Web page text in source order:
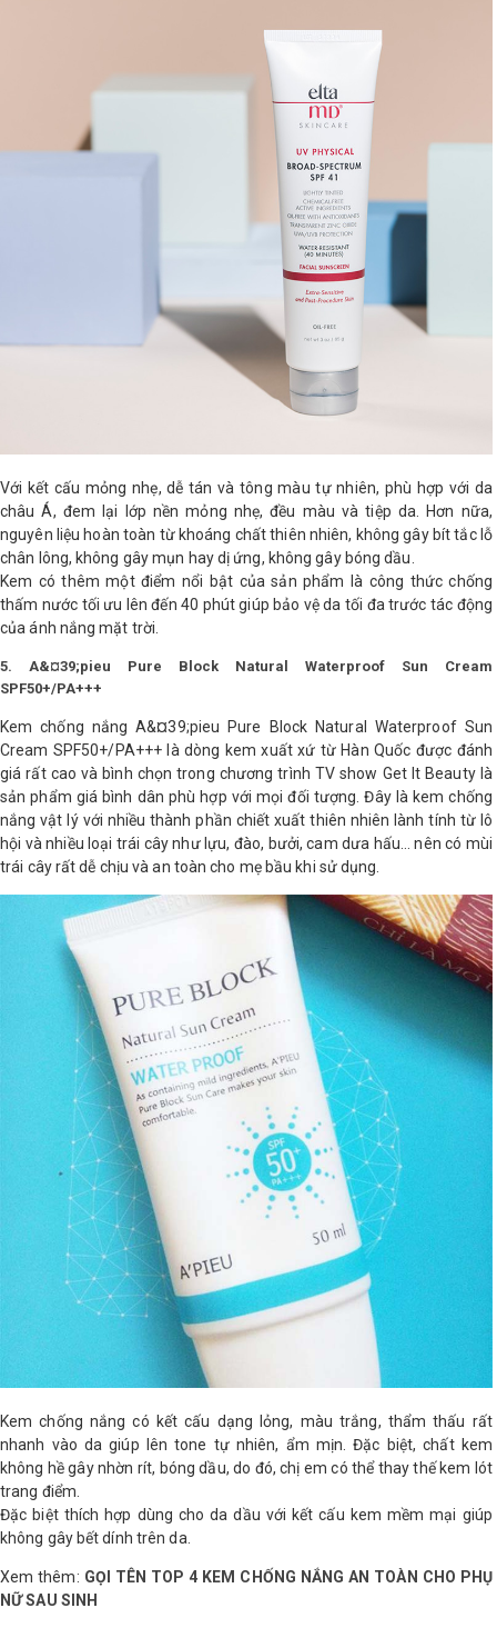
Với kết cấu mỏng nhẹ, dễ tán và tông màu tự nhiên, phù hợp với da
châu Á, đem lại lớp nền mỏng nhẹ, đều màu và tiệp da. Hơn nữa,
nguyên liệu hoàn toàn từ khoáng chất thiên nhiên, không gây bít tắc lỗ
chân lông, không gây mụn hay dị ứng, không gây bóng dầu.
Kem có thêm một điểm nổi bật của sản phẩm là công thức chống
thấm nước tối ưu lên đến 40 phút giúp bảo vệ da tối đa trước tác động
của ánh nắng mặt trời.
5. A&¤39;pieu Pure Block Natural Waterproof Sun Cream
SPF50+/PA+++
Kem chống nắng A&¤39;pieu Pure Block Natural Waterproof Sun
Cream SPF50+/PA+++ là dòng kem xuất xứ từ Hàn Quốc được đánh
giá rất cao và bình chọn trong chương trình TV show Get It Beauty là
sản phẩm giá bình dân phù hợp với mọi đối tượng. Đây là kem chống
nắng vật lý với nhiều thành phần chiết xuất thiên nhiên lành tính từ lô
hội và nhiều loại trái cây như lựu, đào, bưởi, cam dưa hấu… nên có mùi
trái cây rất dễ chịu và an toàn cho mẹ bầu khi sử dụng.
Kem chống nắng có kết cấu dạng lỏng, màu trắng, thẩm thấu rất
nhanh vào da giúp lên tone tự nhiên, ẩm mịn. Đặc biệt, chất kem
không hề gây nhờn rít, bóng dầu, do đó, chị em có thể thay thế kem lót
trang điểm.
Đặc biệt thích hợp dùng cho da dầu với kết cấu kem mềm mại giúp
không gây bết dính trên da.
Xem thêm: GỌI TÊN TOP 4 KEM CHỐNG NẮNG AN TOÀN CHO PHỤ
NỮ SAU SINH